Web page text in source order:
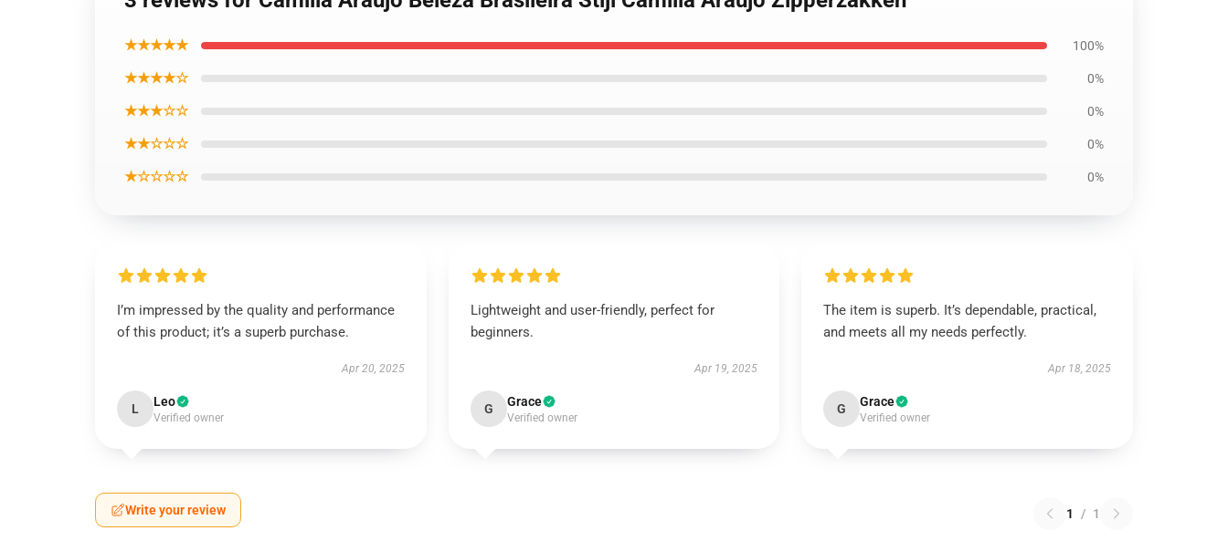
★★★★★ 100%
★★★★☆ 0%
★★★☆☆ 0%
★★☆☆☆ 0%
★☆☆☆☆ 0%
I’m impressed by the quality and performance
of this product; it’s a superb purchase.
Apr 20, 2025
L Leo
Verified owner
Lightweight and user-friendly, perfect for
beginners.
Apr 19, 2025
G Grace
Verified owner
The item is superb. It’s dependable, practical,
and meets all my needs perfectly.
Apr 18, 2025
G Grace
Verified owner
Write your review 1 / 1